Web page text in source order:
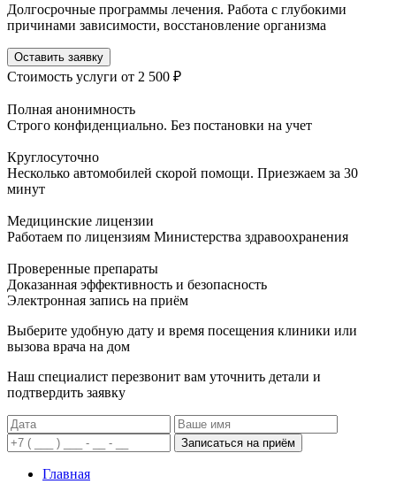
Долгосрочные программы лечения. Работа с глубокими
причинами зависимости, восстановление организма
Оставить заявку
Стоимость услуги от 2 500 ₽
Полная анонимность
Строго конфиденциально. Без постановки на учет
Круглосуточно
Несколько автомобилей скорой помощи. Приезжаем за 30
минут
Медицинские лицензии
Работаем по лицензиям Министерства здравоохранения
Проверенные препараты
Доказанная эффективность и безопасность
Электронная запись на приём
Выберите удобную дату и время посещения клиники или
вызова врача на дом
Наш специалист перезвонит вам уточнить детали и
подтвердить заявку
Записаться на приём
Главная